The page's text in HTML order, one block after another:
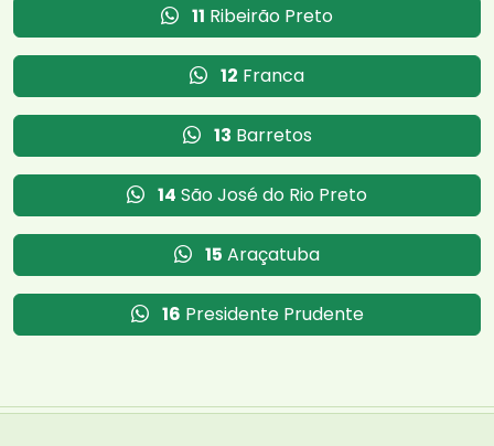
11 Ribeirão Preto
12 Franca
13 Barretos
14 São José do Rio Preto
15 Araçatuba
16 Presidente Prudente